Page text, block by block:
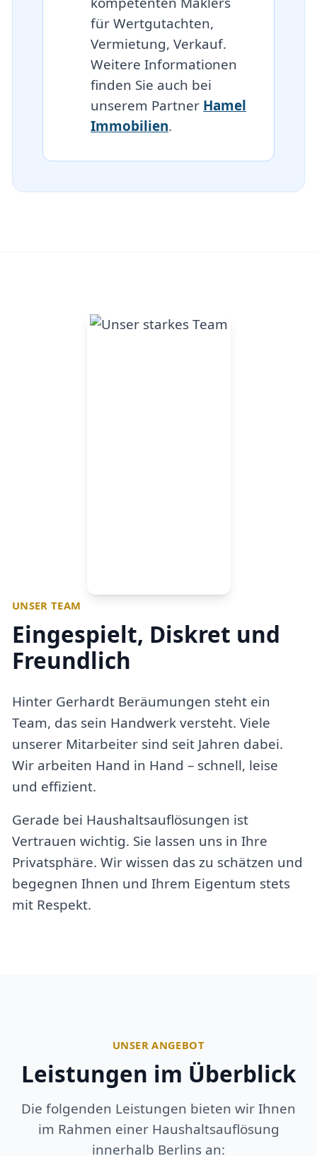
für Wertgutachten,
Vermietung, Verkauf.
Weitere Informationen
finden Sie auch bei
unserem Partner Hamel
Immobilien.
UNSER TEAM
Eingespielt, Diskret und
Freundlich
Hinter Gerhardt Beräumungen steht ein
Team, das sein Handwerk versteht. Viele
unserer Mitarbeiter sind seit Jahren dabei.
Wir arbeiten Hand in Hand – schnell, leise
und effizient.
Gerade bei Haushaltsauflösungen ist
Vertrauen wichtig. Sie lassen uns in Ihre
Privatsphäre. Wir wissen das zu schätzen und
begegnen Ihnen und Ihrem Eigentum stets
mit Respekt.
UNSER ANGEBOT
Leistungen im Überblick
Die folgenden Leistungen bieten wir Ihnen
im Rahmen einer Haushaltsauflösung
innerhalb Berlins an: